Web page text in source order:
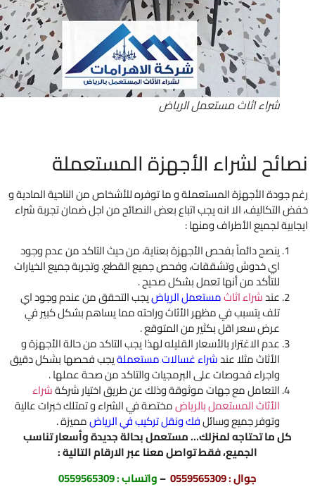
شراء اثاث مستعمل الرياض
لشراء الأجهزة المستعملة
الأجهزة المستعملة و ما توفره للأشخاص من الناحية المادية و
الا انه يجب اتباع بعض النصائح من اجل ضمان تجربة شراء
لجميع الأطراف ومنها :
ينصح دائماً بفحص الأجهزة بعناية، من حيث التاكد من عدم وجود
اي خدوش وتشققات، وفحص جميع القطع. وتجربة جميع الخيارات
للتأكد من أنها تعمل بشكل صحيح .
عندشراء اثاثمستعمل الرياضيجب التحقق من عندم وجود اي
تلف يتسبب في مظهر الأثاث وراحته مما يساهم بشكل كبير في
عرض سعر اقل بكثير من المتوقع .
عدم الاغترار بالأسعار القليله لهذا يجب التاكد من حالة الأجهزة و
الأثاث مثلا عندشراء غسالات مستعملةيجب فحصها بشكل دقيق
واجراء فحوصات على البرمجيات والتاكد من صحة عملها .
التعامل مع جهات موثوقة وذلك عن طريق اختيار شركةشراء
الأثاث المستعمل بالرياضمختصة في الشراء و تمتلك خبرات عالية
وتوفر جميع وسائلفك ونقل تركيب في الرياضمميزة .
كل ما تحتاجه لمنزلك… مستعمل بحالة جديدة وأسعار تناسب
الجميع، فقط تواصل معنا عبر الارقام التالية :
جوال :0559565309
–واتساب :0559565309